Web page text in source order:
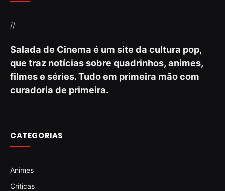
//
Salada de Cinema é um site da cultura pop,
que traz notícias sobre quadrinhos, animes,
filmes e séries. Tudo em primeira mão com
curadoria de primeira.
CATEGORIAS
Animes
Criticas